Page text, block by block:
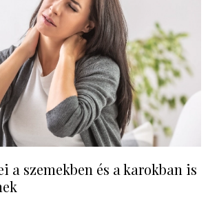
a szemekben és a karokban is